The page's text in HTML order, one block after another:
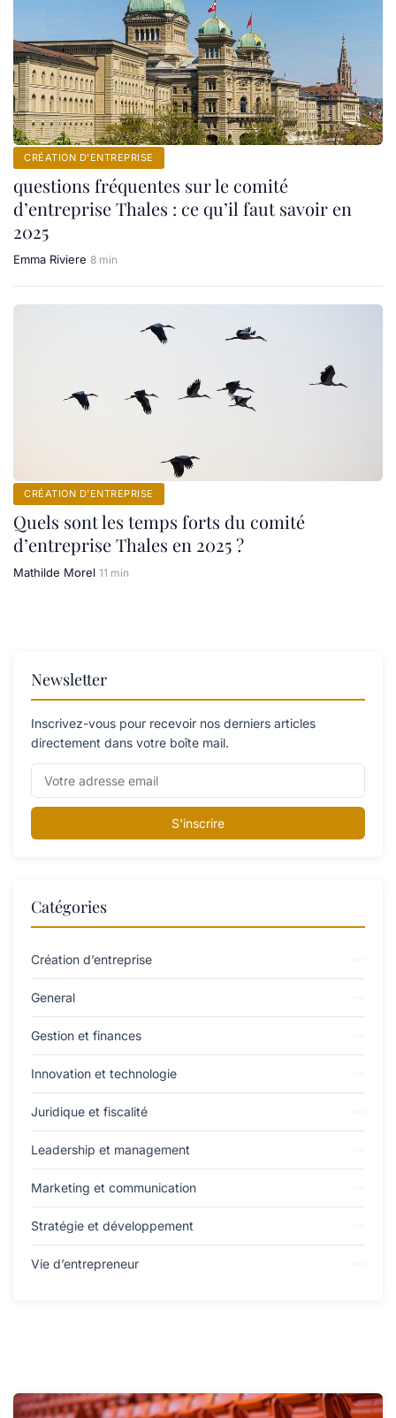
CRÉATION D’ENTREPRISE
questions fréquentes sur le comité
d’entreprise Thales : ce qu’il faut savoir en
2025
Emma Riviere 8 min
CRÉATION D’ENTREPRISE
Quels sont les temps forts du comité
d’entreprise Thales en 2025 ?
Mathilde Morel 11 min
Newsletter
Inscrivez-vous pour recevoir nos derniers articles
directement dans votre boîte mail.
S'inscrire
Catégories
Création d’entreprise
General
Gestion et finances
Innovation et technologie
Juridique et fiscalité
Leadership et management
Marketing et communication
Stratégie et développement
Vie d’entrepreneur